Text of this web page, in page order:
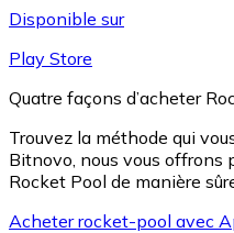
Disponible sur
Play Store
Quatre façons d’acheter
Trouvez la méthode qui
Bitnovo, nous vous offrons
Rocket Pool de manière
Acheter rocket-pool avec